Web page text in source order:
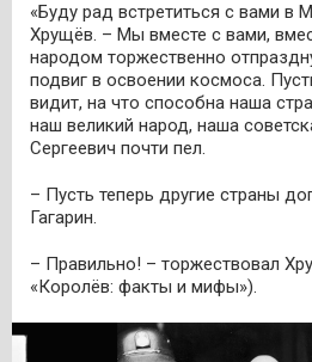
«Буду рад встретиться с вами в
Хрущёв. – Мы вместе с вами,
народом торжественно
подвиг в освоении космоса.
видит, на что способна наша
наш великий народ, наша
Сергеевич почти пел.
– Пусть теперь другие страны
Гагарин.
– Правильно! – торжествовал
«Королёв: факты и мифы»).